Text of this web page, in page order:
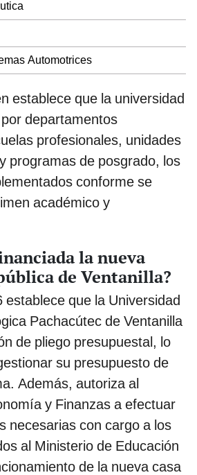
Automotrices
establece que la universidad
departamentos
profesionales, unidades
programas de posgrado, los
conforme se
académico y
la nueva
de Ventanilla?
establece que la Universidad
Pachacútec de Ventanilla
de pliego presupuestal, lo
su presupuesto de
Además, autoriza al
y Finanzas a efectuar
necesarias con cargo a los
al Ministerio de Educación
de la nueva casa